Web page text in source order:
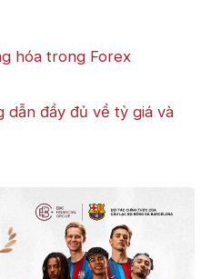
hóa trong Forex
dẫn đầy đủ về tỷ giá và